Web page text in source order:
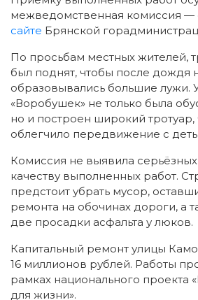
межведомственная комиссия —
сайте Брянской
По просьбам местных жителей,
был поднят, чтобы после дождя
образовывались большие лужи.
«Воробушек» не только была
но и построен широкий тротуар,
облегчило передвижение с
Комиссия не выявила
качеству выполненных работ.
предстоит убрать мусор,
ремонта на обочинах дороги, а
две просадки асфальта у люков.
Капитальный ремонт улицы
16 миллионов рублей. Работы
рамках национального проекта
для жизни».